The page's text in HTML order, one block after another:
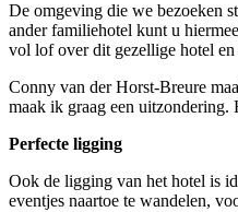
De omgeving die we bezoeken
ander familiehotel kunt u
vol lof over dit gezellige hotel
Conny van der Horst-Breure
maak ik graag een
Perfecte ligging
Ook de ligging van het hotel is
eventjes naartoe te wandelen,